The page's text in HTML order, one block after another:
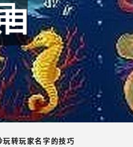
玩转玩家名字的技巧